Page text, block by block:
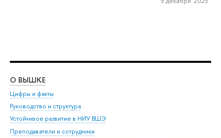
О ВЫШКЕ
Цифры и факты
Руководство и структура
Устойчивое развитие в НИУ ВШЭ
Преподаватели и сотрудники